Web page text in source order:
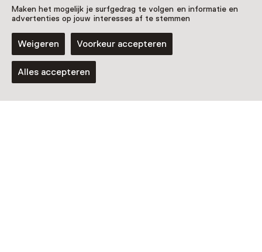
Maken het mogelijk je surfgedrag te volgen en informatie en
advertenties op jouw interesses af te stemmen
Weigeren Voorkeur accepteren
Alles accepteren